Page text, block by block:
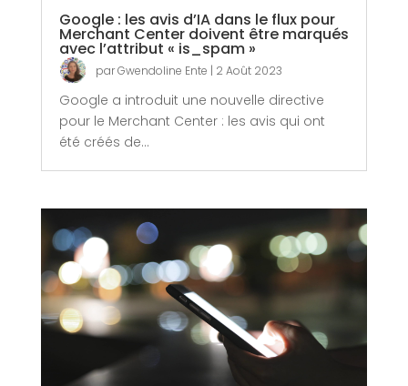
Google : les avis d’IA dans le flux pour
Merchant Center doivent être marqués
avec l’attribut « is_spam »
parGwendoline Ente | 2 Août 2023
Google a introduit une nouvelle directive
pour le Merchant Center : les avis qui ont
été créés de...